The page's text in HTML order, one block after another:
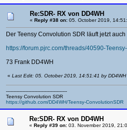
Re:SDR- RX von DD4WH
« Reply #38 on:05. October 2019,
Der Teensy Convolution SDR läuft jetzt
https://forum.pjrc.com/threads/40590-
73 Frank DD4WH
« Last Edit: 05. October 2019, 14:51:41 by DD4WH
-----------------------------------------
Teensy Convolution SDR
https://github.com/DD4WH/Teensy-ConvolutionSDR
Re:SDR- RX von DD4WH
« Reply #39 on:03. November 2019,